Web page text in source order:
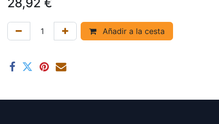
Añadir a la cesta